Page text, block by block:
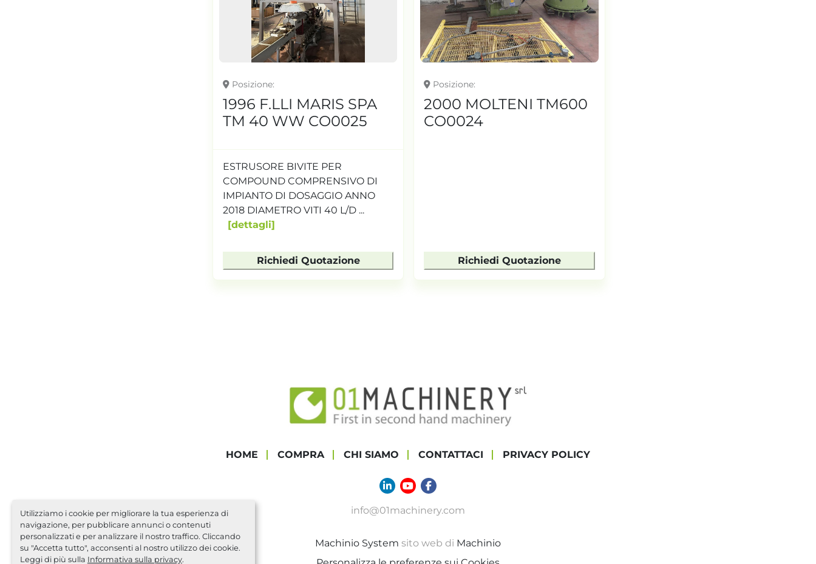
Utilizziamo i cookie per migliorare la tua esperienza di
navigazione, per pubblicare annunci o contenuti
personalizzati e per analizzare il nostro traffico. Cliccando
su "Accetta tutto", acconsenti al nostro utilizzo dei cookie.
Leggi di più sulla Informativa sulla privacy.
Posizione
1996 F.LLI MARIS SPA
TM 40 WW CO0025
ESTRUSORE BIVITE PER
COMPOUND COMPRENSIVO DI
IMPIANTO DI DOSAGGIO ANNO
2018 DIAMETRO VITI 40 L/D ...
dettagli
Richiedi Quotazione
Posizione
2000 MOLTENI TM600
CO0024
Richiedi Quotazione
HOME COMPRA CHI SIAMO CONTATTACI PRIVACY POLICY
linkedinyoutubefacebook
info@01machinery.com
Machinio System sito web di Machinio